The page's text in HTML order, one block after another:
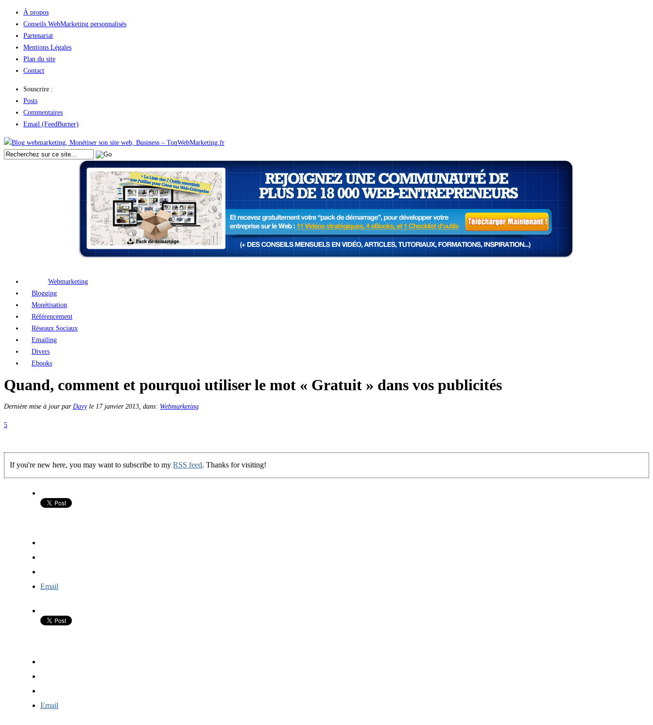
À propos
Conseils WebMarketing personnalisés
Partenariat
Mentions Légales
Plan du site
Contact
Souscrire :
Posts
Commentaires
Email (FeedBurner)
Webmarketing
Blogging
Monétisation
Référencement
Réseaux Sociaux
Emailing
Divers
Ebooks
Quand, comment et pourquoi utiliser le mot « Gratuit » dans vos publicités
Dernière mise à jour par Davyle 17 janvier 2013, dans: Webmarketing
5
If you're new here, you may want to subscribe to myRSS feed. Thanks for visiting!
Email
Email